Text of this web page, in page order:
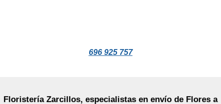
696 925 757
Floristería Zarcillos, especialistas en envío de Flores a